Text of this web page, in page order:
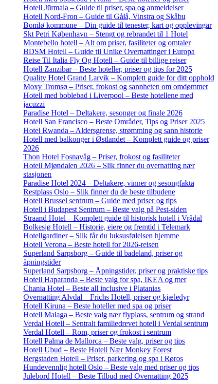
Hotell Jūrmala – Guide til priser, spa og anmeldelser
Hotell Nord-Fron – Guide til Gålå, Vinstra og Skåbu
Bomlø kommune – Din guide til tenester, kart og opplevingar
Skt Petri København – Stengt og rebrandet til 1 Hotel
Montebello hotell – Alt om priser, fasiliteter og omtaler
BDSM Hotell – Guide til Unike Overnattinger i Europa
Reise Til Italia Fly Og Hotell – Guide til billige reiser
Hotell Zanzibar – Beste hoteller, priser og tips for 2025
Quality Hotel Grand Larvik – Komplett guide for ditt opphold
Moxy Tromsø – Priser, frokost og sannheten om omdømmet
Hotell med boblebad i Liverpool – Beste hotellene med
jacuzzi
Paradise Hotel – Deltakere, sesonger og finale 2026
Hotell San Francisco – Beste Områder, Tips og Priser 2025
Hotel Rwanda – Aldersgrense, strømming og sann historie
Hotell med balkonger i Østlandet – Komplett guide og priser
2026
Thon Hotel Fosnavåg – Priser, frokost og fasiliteter
Hotell Mjøndalen 2026 – Slik finner du overnatting nær
stasjonen
Paradise Hotel 2024 – Deltakere, vinner og sesongfakta
Restplass Oslo – Slik finner du de beste tilbudene
Hotell Brussel sentrum – Guide med priser og tips
Hotell i Budapest Sentrum – Beste valg på Pest-siden
Straand Hotel – Komplett guide til historisk hotell i Vrådal
Bolkesjø Hotell – Historie, eiere og fremtid i Telemark
Hotellgardiner – Slik får du luksusfølelsen hjemme
Hotell Verona – Beste hotell for 2026-reisen
Superland Sarpsborg – Guide til badeland, priser og
åpningstider
Superland Sarpsborg – Åpningstider, priser og praktiske tips
Hotell Haparanda – Beste valg for spa, IKEA og mer
Chania Hotel – Beste all inclusive i Platanias
Overnatting Alvdal – Frichs Hotell, priser og kjæledyr
Hotell Kiruna – Beste hoteller med spa og priser
Hotell Malaga – Beste valg nær flyplass, sentrum og strand
Verdal Hotell – Sentralt familiedrevet hotell i Verdal sentrum
Verdal Hotell – Rom, priser og frokost i sentrum
Hotell Palma de Mallorca – Beste valg, priser og tips
Hotell Ubud – Beste Hotell Nær Monkey Forest
Bergstaden Hotell – Priser, parkering og spa i Røros
Hundevennlig hotell Oslo – Beste valg med priser og tips
Julebord Hotell – Beste Tilbud med Overnatting 2025